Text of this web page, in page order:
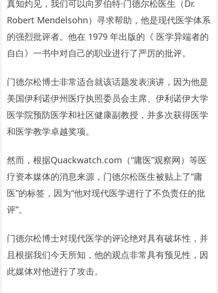
真知灼见，我们可以向罗伯特·门德尔松医生（Dr.
Robert Mendelsohn）寻求帮助，他是现代医学体系
的强烈批评者。他在 1979 年出版的《 医学异端者的
自白》一书中对自己的职业进行了严厉的批评。
门德尔松博士非常适合就该话题发表演讲，因为他是
美国伊利诺伊州医疗执照委员会主席、伊利诺伊大学
医学院预防医学和社区健康副教授，并多次获得医学
和医学教学卓越奖项。
然而，根据Quackwatch.com（“庸医”观察网）等医
疗资本媒体的消息来源，门德尔松医生被贴上了“庸
医”的标签，因为“他对现代医学进行了不负责任的批
评”。
门德尔松博士对现代医学的评论绝对具有破坏性，并
且根据我们今天所知，他的观点非常具有预见性，因
此媒体对他进行了攻击。